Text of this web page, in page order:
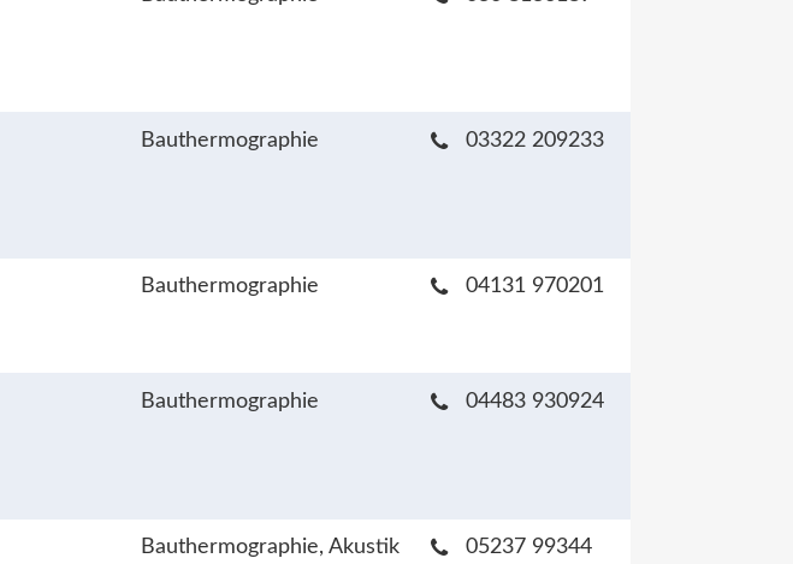
Bauthermographie 03322 209233
Bauthermographie 04131 970201
Bauthermographie 04483 930924
Bauthermographie, Akustik 05237 99344